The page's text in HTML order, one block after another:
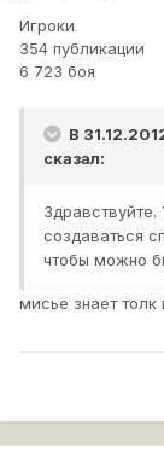
Игроки
354 публикации
6 723 боя
В
сказал:
создаваться
чтобы можно
мисье знает